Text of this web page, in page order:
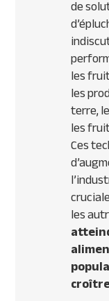
de
les
les
terre,
les
Ces
les